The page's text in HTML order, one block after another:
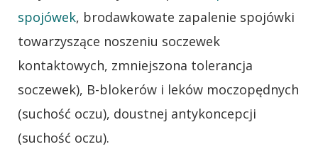
spojówek, brodawkowate zapalenie spojówki
towarzyszące noszeniu soczewek
kontaktowych, zmniejszona tolerancja
soczewek), B-blokerów i leków moczopędnych
(suchość oczu), doustnej antykoncepcji
(suchość oczu).